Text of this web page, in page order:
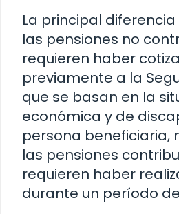
La principal
las pensiones no
requieren haber
previamente a la
que se basan en la
económica y de
persona beneficiaria,
las pensiones
requieren haber
durante un período